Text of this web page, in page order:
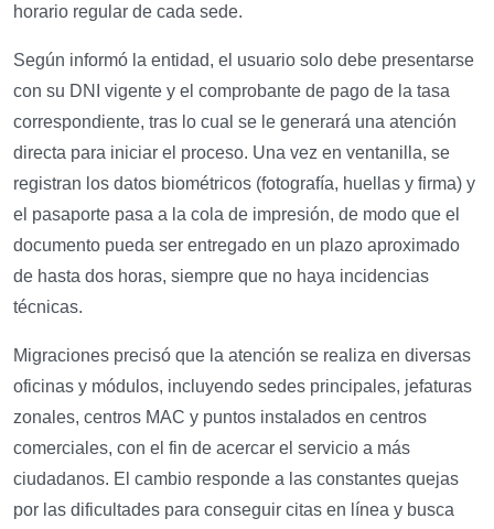
horario regular de cada sede.
Según informó la entidad, el usuario solo debe presentarse
con su DNI vigente y el comprobante de pago de la tasa
correspondiente, tras lo cual se le generará una atención
directa para iniciar el proceso. Una vez en ventanilla, se
registran los datos biométricos (fotografía, huellas y firma) y
el pasaporte pasa a la cola de impresión, de modo que el
documento pueda ser entregado en un plazo aproximado
de hasta dos horas, siempre que no haya incidencias
técnicas.
Migraciones precisó que la atención se realiza en diversas
oficinas y módulos, incluyendo sedes principales, jefaturas
zonales, centros MAC y puntos instalados en centros
comerciales, con el fin de acercar el servicio a más
ciudadanos. El cambio responde a las constantes quejas
por las dificultades para conseguir citas en línea y busca